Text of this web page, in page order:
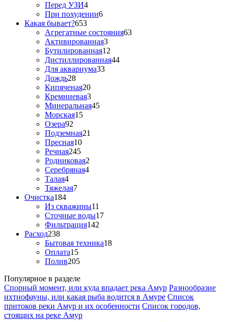
Перед УЗИ4
При похудении6
Какая бывает?653
Агрегатные состояния63
Активированная3
Бутилированная12
Дистиллированная44
Для аквариума33
Дождь28
Кипяченая20
Кремниевая3
Минеральная45
Морская15
Озера92
Подземная21
Пресная10
Речная245
Родниковая2
Серебряная4
Талая4
Тяжелая7
Очистка184
Из скважины11
Сточные воды17
Фильтрация142
Расход238
Бытовая техника18
Оплата15
Полив205
Популярное в разделе
Спорный момент, или куда впадает река Амур Разнообразие
ихтиофауны, или какая рыба водится в Амуре Список
притоков реки Амур и их особенности Список городов,
стоящих на реке Амур